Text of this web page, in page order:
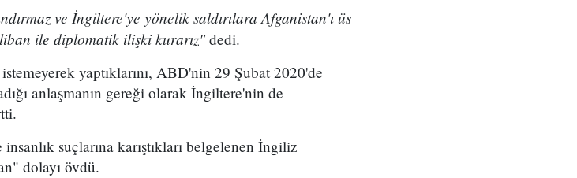
ve İngiltere'ye yönelik saldırılara Afganistan'ı üs
ile diplomatik ilişki kurarız"dedi.
yaptıklarını, ABD'nin 29 Şubat 2020'de
anlaşmanın gereği olarak İngiltere'nin de
suçlarına karıştıkları belgelenen İngiliz
dolayı övdü.